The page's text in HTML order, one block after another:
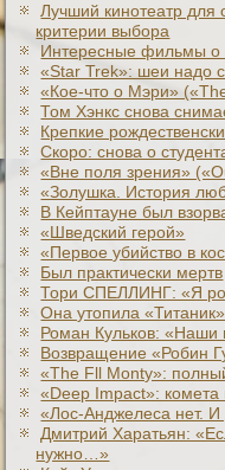
Лучший кинотеатр
критерии выбора
Интересные фильмы о
«Star Trek»: шеи надо
«Кое-что о Мэри»
Том Хэнкс снова
Крепкие
Скоро: снова о
«Вне поля зрения»
«Золушка. История
В Кейптауне был
«Шведский герой»
«Первое убийство в
Был практически мертв
Тори СПЕЛЛИНГ: «Я
Она утопила
Роман Кульков:
Возвращение «Робин
«The Fll Monty»:
«Deep Impact»:
«Лос-Анджелеса нет. И
Дмитрий Харатьян:
нужно…»